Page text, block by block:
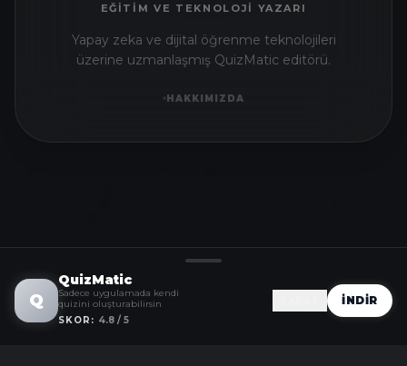
EĞITIM VE TEKNOLOJI YAZARI
Yapay zeka ve dijital öğrenme teknolojileri
üzerine uzmanlaşmış QuizMatic editörü.
HAKKIMIZDA
Q
QuizMatic
Sadece uygulamada kendi
quizini oluşturabilirsin
SKOR: 4.8 / 5
İNDIR